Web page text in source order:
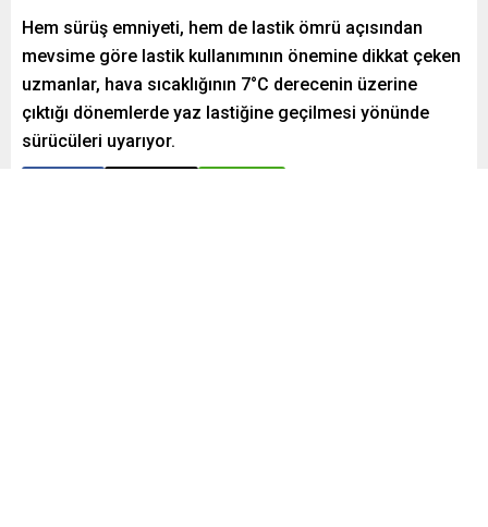
Hem sürüş emniyeti, hem de lastik ömrü açısından
mevsime göre lastik kullanımının önemine dikkat çeken
uzmanlar, hava sıcaklığının 7°C derecenin üzerine
çıktığı dönemlerde yaz lastiğine geçilmesi yönünde
sürücüleri uyarıyor.